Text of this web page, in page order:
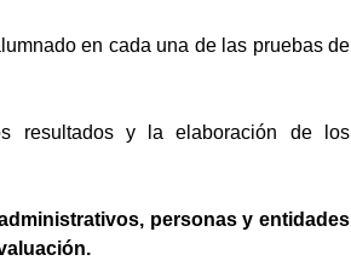
en cada una de las pruebas de
resultados y la elaboración de los
personas y entidades